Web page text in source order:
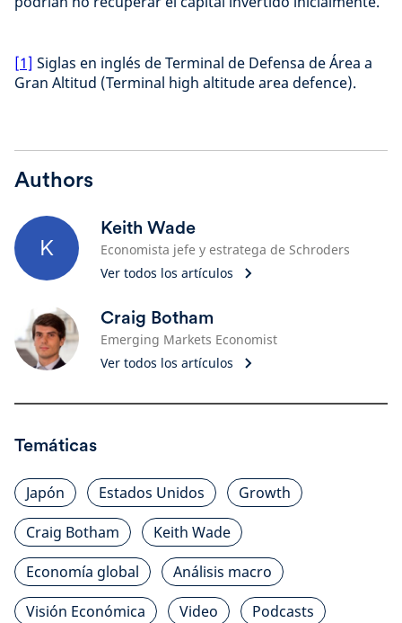
[1] Siglas en inglés de Terminal de Defensa de Área a
Gran Altitud (Terminal high altitude area defence).
Authors
K
Keith Wade
Economista jefe y estratega de Schroders
Ver todos los artículos
Craig Botham
Emerging Markets Economist
Ver todos los artículos
Temáticas
Japón Estados Unidos
Growth
Craig Botham
Keith Wade
Economía global
Análisis macro
Visión Económica
Video
Podcasts